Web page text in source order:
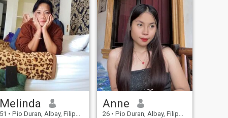
Melinda
51 • Pio Duran, Albay, Filippinerne
Anne
26 • Pio Duran, Albay, Filippinerne